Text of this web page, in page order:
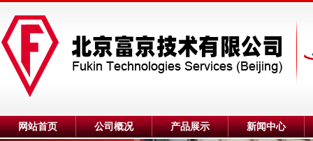
网站首页 公司概况 产品展示 新闻中心